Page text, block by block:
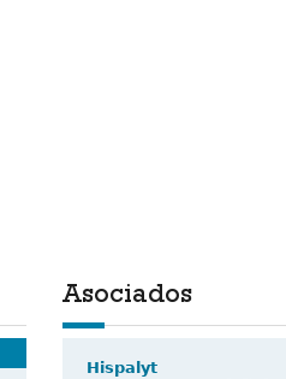
Asociados
Hispalyt